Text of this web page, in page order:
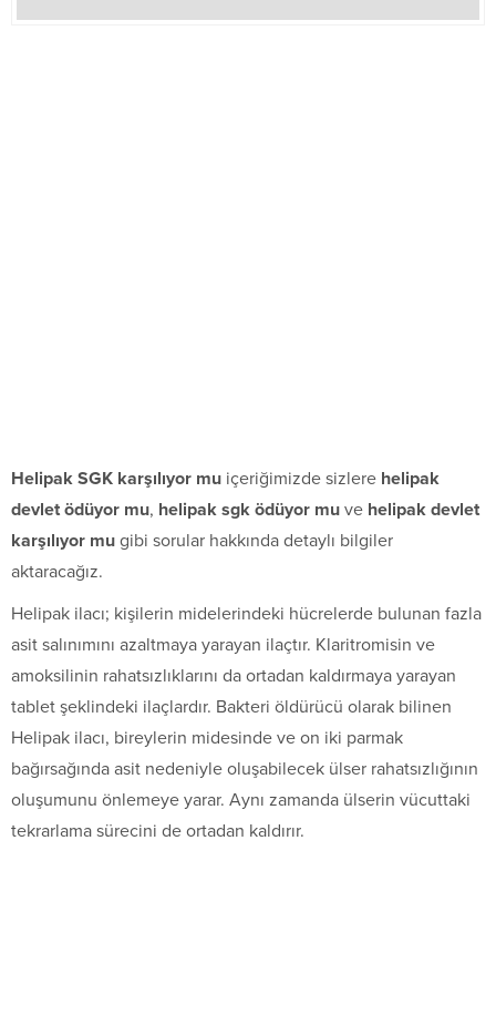
Helipak SGK karşılıyor mu içeriğimizde sizlere helipak
devlet ödüyor mu, helipak sgk ödüyor mu ve helipak devlet
karşılıyor mu gibi sorular hakkında detaylı bilgiler
aktaracağız.
Helipak ilacı; kişilerin midelerindeki hücrelerde bulunan fazla
asit salınımını azaltmaya yarayan ilaçtır. Klaritromisin ve
amoksilinin rahatsızlıklarını da ortadan kaldırmaya yarayan
tablet şeklindeki ilaçlardır. Bakteri öldürücü olarak bilinen
Helipak ilacı, bireylerin midesinde ve on iki parmak
bağırsağında asit nedeniyle oluşabilecek ülser rahatsızlığının
oluşumunu önlemeye yarar. Aynı zamanda ülserin vücuttaki
tekrarlama sürecini de ortadan kaldırır.